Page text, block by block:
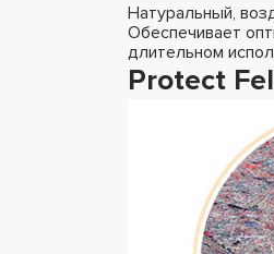
Натуральный,
Обеспечивает
длительном
Protect